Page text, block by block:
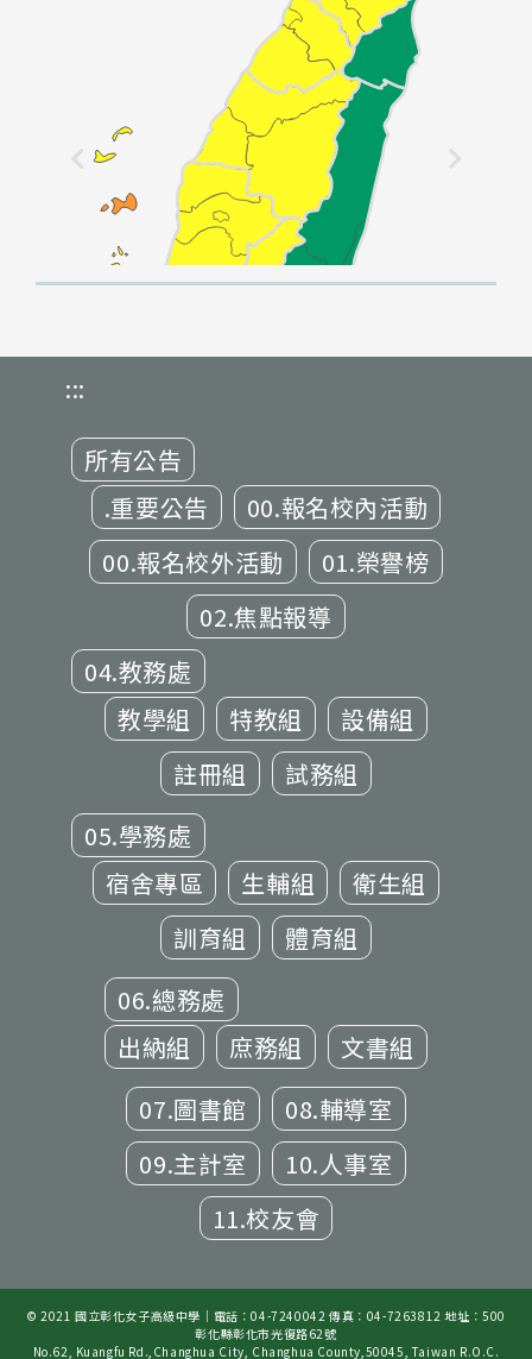
:::
所有公告
.重要公告
00.報名校內活動
00.報名校外活動
01.榮譽榜
02.焦點報導
04.教務處
教學組
特教組
設備組
註冊組
試務組
05.學務處
宿舍專區
生輔組
衛生組
訓育組
體育組
06.總務處
出納組
庶務組
文書組
07.圖書館
08.輔導室
09.主計室
10.人事室
11.校友會
© 2021 國立彰化女子高級中學｜電話：04-7240042 傳真：04-7263812 地址：500
彰化縣彰化市光復路62號
No.62, Kuangfu Rd.,Changhua City, Changhua County,50045, Taiwan R.O.C.